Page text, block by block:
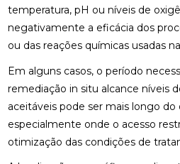
temperatura, pH ou níveis de
negativamente a eficácia dos
ou das reações químicas usadas
Em alguns casos, o período
remediação in situ alcance níveis
aceitáveis pode ser mais longo do
especialmente onde o acesso
otimização das condições de